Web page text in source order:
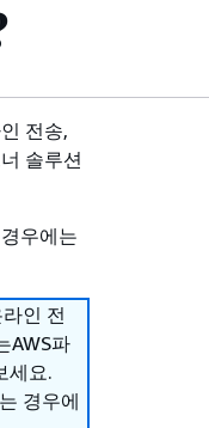
전송,
솔루션
우에는
인 전
AWS파
세요.
경우에